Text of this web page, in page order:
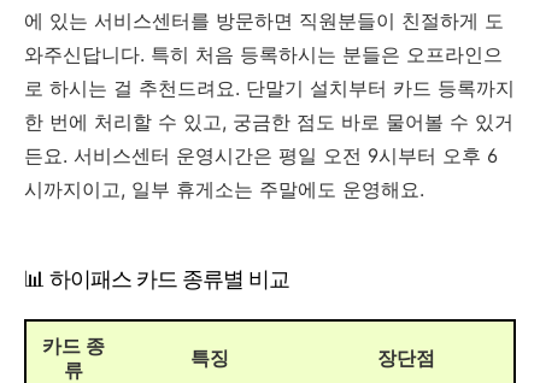
에 있는 서비스센터를 방문하면 직원분들이 친절하게 도
와주신답니다. 특히 처음 등록하시는 분들은 오프라인으
로 하시는 걸 추천드려요. 단말기 설치부터 카드 등록까지
한 번에 처리할 수 있고, 궁금한 점도 바로 물어볼 수 있거
든요. 서비스센터 운영시간은 평일 오전 9시부터 오후 6
시까지이고, 일부 휴게소는 주말에도 운영해요.
📊 하이패스 카드 종류별 비교
카드 종
류
특징 장단점